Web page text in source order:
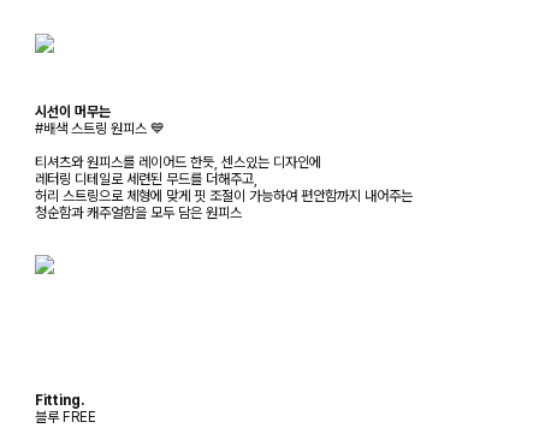
시선이 머무는
#배색 스트링 원피스 💙
티셔츠와 원피스를 레이어드 한듯, 센스있는 디자인에
레터링 디테일로 세련된 무드를 더해주고,
허리 스트링으로 체형에 맞게 핏 조절이 가능하여 편안함까지 내어주는
청순함과 캐주얼함을 모두 담은 원피스
Fitting.
블루 FREE